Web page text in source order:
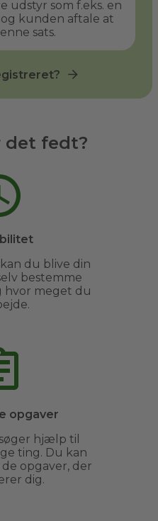
udstyr som f.eks. en
kunden aftale at
sats.
det fedt?
du blive din
bestemme
hvor meget du
opgaver
hjælp til
ting. Du kan
opgaver, der
dig.